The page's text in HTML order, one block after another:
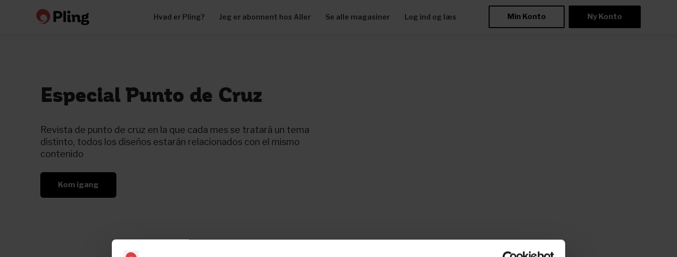
Hvad er Pling? Jeg er abonnent hos Aller Se alle magasiner Log ind og læs Min Konto Ny Konto
Especial Punto de Cruz
Revista de punto de cruz en la que cada mes se tratará un tema
distinto, todos los diseños estarán relacionados con el mismo
contenido
Kom igang